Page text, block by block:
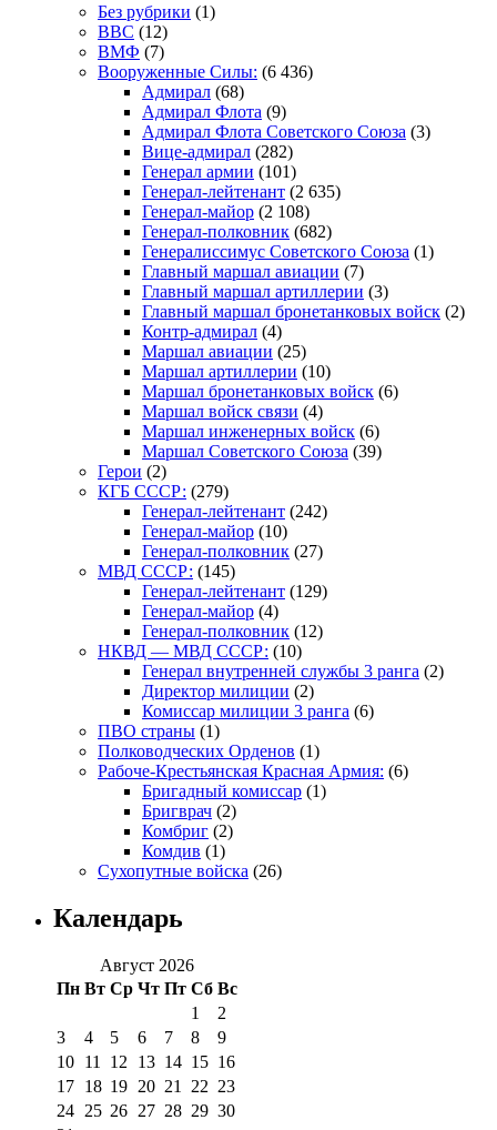
Без рубрики (1)
ВВС (12)
ВМФ (7)
Вооруженные Силы: (6 436)
Адмирал (68)
Адмирал Флота (9)
Адмирал Флота Советского Союза (3)
Вице-адмирал (282)
Генерал армии (101)
Генерал-лейтенант (2 635)
Генерал-майор (2 108)
Генерал-полковник (682)
Генералиссимус Советского Союза (1)
Главный маршал авиации (7)
Главный маршал артиллерии (3)
Главный маршал бронетанковых войск (2)
Контр-адмирал (4)
Маршал авиации (25)
Маршал артиллерии (10)
Маршал бронетанковых войск (6)
Маршал войск связи (4)
Маршал инженерных войск (6)
Маршал Советского Союза (39)
Герои (2)
КГБ СССР: (279)
Генерал-лейтенант (242)
Генерал-майор (10)
Генерал-полковник (27)
МВД СССР: (145)
Генерал-лейтенант (129)
Генерал-майор (4)
Генерал-полковник (12)
НКВД — МВД СССР: (10)
Генерал внутренней службы 3 ранга (2)
Директор милиции (2)
Комиссар милиции 3 ранга (6)
ПВО страны (1)
Полководческих Орденов (1)
Рабоче-Крестьянская Красная Армия: (6)
Бригадный комиссар (1)
Бригврач (2)
Комбриг (2)
Комдив (1)
Сухопутные войска (26)
Календарь
Август 2026
Пн Вт Ср Чт Пт Сб Вс
1
2
3
4 5 6 7 8
9
10 11 12 13 14 15 16
17 18 19 20 21 22 23
24 25 26 27 28 29 30